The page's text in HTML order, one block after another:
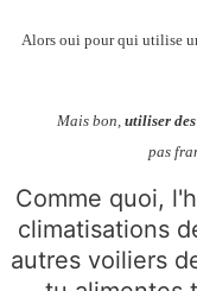
Alors oui pour qui utilise
Mais bon, utiliser
pas
Comme quoi,
climatisations
autres voiliers